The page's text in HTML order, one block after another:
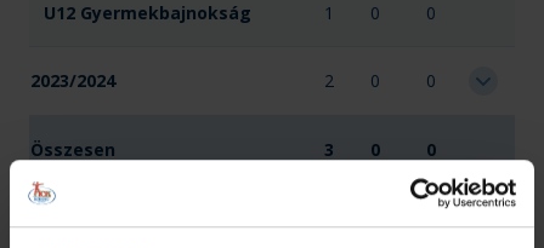
U12 Gyermekbajnokság 1 0 0
2023/2024 2 0 0
Összesen 3 0 0